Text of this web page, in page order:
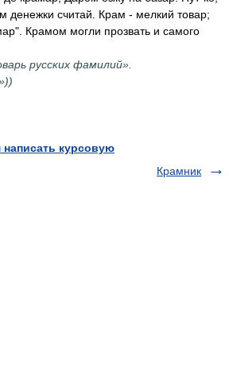
денежки считай. Крам - мелкий товар;
Крамом могли прозвать и самого
русских фамилий».
курсовую
Крамник